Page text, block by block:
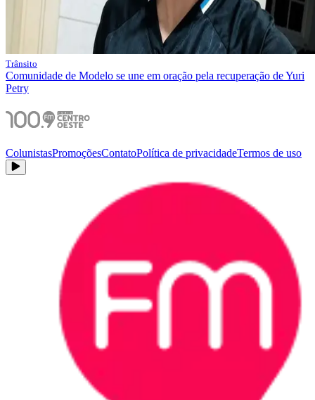
Trânsito
Comunidade de Modelo se une em oração pela recuperação de Yuri
Petry
ColunistasPromoçõesContatoPolítica de privacidadeTermos de uso